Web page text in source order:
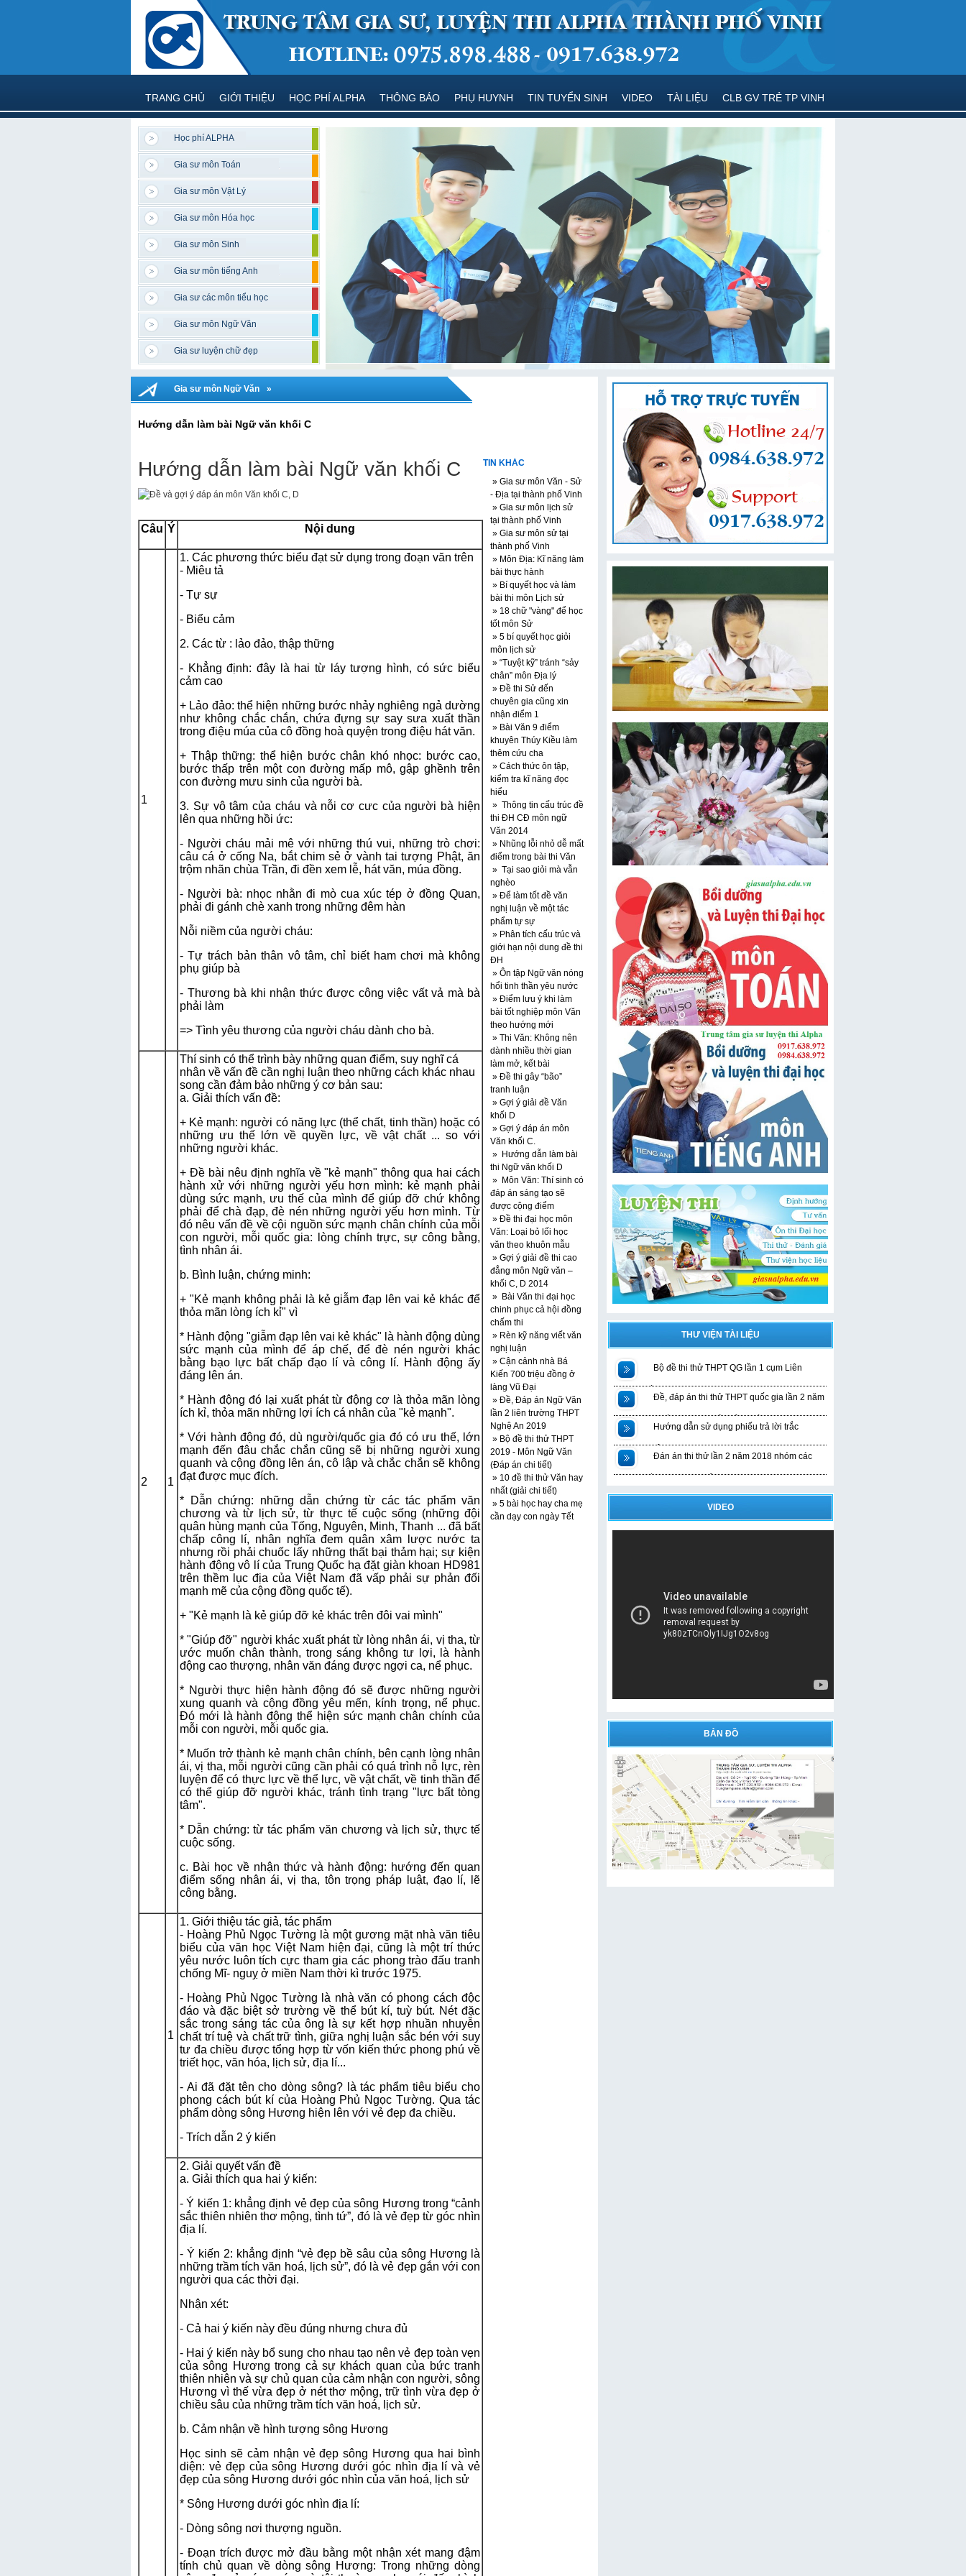
TRANG CHỦ GIỚI THIỆU HỌC PHÍ ALPHA THÔNG BÁO PHỤ HUYNH TIN TUYỂN SINH VIDEO TÀI LIỆU CLB GV TRẺ TP VINH
Học phí ALPHA
Gia sư môn Toán
Gia sư môn Vật Lý
Gia sư môn Hóa học
Gia sư môn Sinh
Gia sư môn tiếng Anh
Gia sư các môn tiểu học
Gia sư môn Ngữ Văn
Gia sư luyện chữ đẹp
Gia sư môn Ngữ Văn »
Hướng dẫn làm bài Ngữ văn khối C
Hướng dẫn làm bài Ngữ văn khối C
Câu Ý Nội dung
1
1. Các phương thức biểu đạt sử dụng trong đoạn văn trên
- Miêu tả
- Tự sự
- Biểu cảm
2. Các từ : lảo đảo, thập thững
- Khẳng định: đây là hai từ láy tượng hình, có sức biểu
cảm cao
+ Lảo đảo: thể hiện những bước nhảy nghiêng ngả dường
như không chắc chắn, chứa đựng sự say sưa xuất thần
trong điệu múa của cô đồng hoà quyện trong điệu hát văn.
+ Thập thững: thể hiện bước chân khó nhọc: bước cao,
bước thấp trên một con đường mấp mô, gập ghềnh trên
con đường mưu sinh của người bà.
3. Sự vô tâm của cháu và nỗi cơ cưc của người bà hiện
lên qua những hồi ức:
- Người cháu mải mê với những thú vui, những trò chơi:
câu cá ở cống Na, bắt chim sẻ ở vành tai tượng Phật, ăn
trộm nhãn chùa Trần, đi đền xem lễ, hát văn, múa đồng.
- Người bà: nhọc nhằn đi mò cua xúc tép ở đồng Quan,
phải đi gánh chè xanh trong những đêm hàn
Nỗi niềm của người cháu:
- Tự trách bản thân vô tâm, chỉ biết ham chơi mà không
phụ giúp bà
- Thương bà khi nhận thức được công việc vất vả mà bà
phải làm
=> Tình yêu thương của người cháu dành cho bà.
2 1
Thí sinh có thể trình bày những quan điểm, suy nghĩ cá
nhân về vấn đề cần nghị luận theo những cách khác nhau
song cần đảm bảo những ý cơ bản sau:
a. Giải thích vấn đề:
+ Kẻ mạnh: người có năng lực (thể chất, tinh thần) hoặc có
những ưu thế lớn về quyền lực, về vật chất ... so với
những người khác.
+ Đề bài nêu định nghĩa về "kẻ mạnh" thông qua hai cách
hành xử với những người yếu hơn mình: kẻ mạnh phải
dùng sức mạnh, ưu thế của mình để giúp đỡ chứ không
phải để chà đạp, đè nén những người yếu hơn mình. Từ
đó nêu vấn đề về cội nguồn sức mạnh chân chính của mỗi
con người, mỗi quốc gia: lòng chính trực, sự công bằng,
tình nhân ái.
b. Bình luận, chứng minh:
+ "Kẻ mạnh không phải là kẻ giẫm đạp lên vai kẻ khác để
thỏa mãn lòng ích kỉ" vì
* Hành động "giẫm đạp lên vai kẻ khác" là hành động dùng
sức mạnh của mình để áp chế, để đè nén người khác
bằng bạo lực bất chấp đạo lí và công lí. Hành động ấy
đáng lên án.
* Hành động đó lại xuất phát từ động cơ là thỏa mãn lòng
ích kỉ, thỏa mãn những lợi ích cá nhân của "kẻ mạnh".
* Với hành động đó, dù người/quốc gia đó có ưu thế, lớn
mạnh đến đâu chắc chắn cũng sẽ bị những người xung
quanh và cộng đồng lên án, cô lập và chắc chắn sẽ không
đạt được mục đích.
* Dẫn chứng: những dẫn chứng từ các tác phẩm văn
chương và từ lịch sử, từ thực tế cuộc sống (những đội
quân hùng mạnh của Tống, Nguyên, Minh, Thanh ... đã bất
chấp công lí, nhân nghĩa đem quân xâm lược nước ta
nhưng rồi phải chuốc lấy những thất bại thảm hại; sự kiện
hành động vô lí của Trung Quốc hạ đặt giàn khoan HD981
trên thềm lục địa của Việt Nam đã vấp phải sự phản đối
mạnh mẽ của cộng đồng quốc tế).
+ "Kẻ mạnh là kẻ giúp đỡ kẻ khác trên đôi vai mình"
* "Giúp đỡ" người khác xuất phát từ lòng nhân ái, vị tha, từ
ước muốn chân thành, trong sáng không tư lợi, là hành
động cao thượng, nhân văn đáng được ngợi ca, nể phục.
* Người thực hiện hành động đó sẽ được những người
xung quanh và cộng đồng yêu mến, kính trọng, nể phục.
Đó mới là hành động thể hiện sức mạnh chân chính của
mỗi con người, mỗi quốc gia.
* Muốn trở thành kẻ mạnh chân chính, bên cạnh lòng nhân
ái, vị tha, mỗi người cũng cần phải có quá trình nỗ lực, rèn
luyện để có thực lực về thể lực, về vật chất, về tinh thần để
có thể giúp đỡ người khác, tránh tình trạng "lực bất tòng
tâm".
* Dẫn chứng: từ tác phẩm văn chương và lịch sử, thực tế
cuộc sống.
c. Bài học về nhận thức và hành động: hướng đến quan
điểm sống nhân ái, vị tha, tôn trọng pháp luật, đạo lí, lẽ
công bằng.
1
1. Giới thiệu tác giả, tác phẩm
- Hoàng Phủ Ngọc Tường là một gương mặt nhà văn tiêu
biểu của văn học Việt Nam hiện đại, cũng là một trí thức
yêu nước luôn tích cực tham gia các phong trào đấu tranh
chống Mĩ- nguỵ ở miền Nam thời kì trước 1975.
- Hoàng Phủ Ngọc Tường là nhà văn có phong cách độc
đáo và đặc biệt sở trường về thể bút kí, tuỳ bút. Nét đặc
sắc trong sáng tác của ông là sự kết hợp nhuần nhuyễn
chất trí tuệ và chất trữ tình, giữa nghị luận sắc bén với suy
tư đa chiều được tổng hợp từ vốn kiến thức phong phú về
triết học, văn hóa, lịch sử, địa lí...
- Ai đã đặt tên cho dòng sông? là tác phẩm tiêu biểu cho
phong cách bút kí của Hoàng Phủ Ngọc Tường. Qua tác
phẩm dòng sông Hương hiện lên với vẻ đẹp đa chiều.
- Trích dẫn 2 ý kiến
2. Giải quyết vấn đề
a. Giải thích qua hai ý kiến:
- Ý kiến 1: khẳng định vẻ đẹp của sông Hương trong “cảnh
sắc thiên nhiên thơ mộng, tình tứ”, đó là vẻ đẹp từ góc nhìn
địa lí.
- Ý kiến 2: khẳng định “vẻ đẹp bề sâu của sông Hương là
những trầm tích văn hoá, lịch sử”, đó là vẻ đẹp gắn với con
người qua các thời đại.
Nhận xét:
- Cả hai ý kiến này đều đúng nhưng chưa đủ
- Hai ý kiến này bổ sung cho nhau tạo nên vẻ đẹp toàn vẹn
của sông Hương trong cả sự khách quan của bức tranh
thiên nhiên và sự chủ quan của cảm nhận con người, sông
Hương vì thế vừa đẹp ở nét thơ mộng, trữ tình vừa đẹp ở
chiều sâu của những trầm tích văn hoá, lịch sử.
b. Cảm nhận về hình tượng sông Hương
Học sinh sẽ cảm nhận vẻ đẹp sông Hương qua hai bình
diện: vẻ đẹp của sông Hương dưới góc nhìn địa lí và vẻ
đẹp của sông Hương dưới góc nhìn của văn hoá, lịch sử
* Sông Hương dưới góc nhìn địa lí:
- Dòng sông nơi thượng nguồn.
- Đoạn trích được mở đầu bằng một nhận xét mang đậm
tính chủ quan về dòng sông Hương: Trong những dòng
TIN KHÁC
» Gia sư môn Văn - Sử
- Địa tại thành phố Vinh
» Gia sư môn lịch sử
tại thành phố Vinh
» Gia sư môn sử tại
thành phố Vinh
» Môn Địa: Kĩ năng làm
bài thực hành
» Bí quyết học và làm
bài thi môn Lịch sử
» 18 chữ "vàng" để học
tốt môn Sử
» 5 bí quyết học giỏi
môn lịch sử
» “Tuyệt kỹ” tránh “sảy
chân” môn Địa lý
» Đề thi Sử đến
chuyên gia cũng xin
nhận điểm 1
» Bài Văn 9 điểm
khuyên Thúy Kiều làm
thêm cứu cha
» Cách thức ôn tập,
kiểm tra kĩ năng đọc
hiểu
» Thông tin cấu trúc đề
thi ĐH CĐ môn ngữ
Văn 2014
» Nhũng lỗi nhỏ dễ mất
điểm trong bài thi Văn
» Tại sao giỏi mà vẫn
nghèo
» Để làm tốt đề văn
nghị luận về một tác
phẩm tự sự
» Phân tích cấu trúc và
giới hạn nội dung đề thi
ĐH
» Ôn tập Ngữ văn nóng
hổi tinh thần yêu nước
» Điểm lưu ý khi làm
bài tốt nghiệp môn Văn
theo hướng mới
» Thi Văn: Không nên
dành nhiều thời gian
làm mở, kết bài
» Đề thi gây “bão”
tranh luận
» Gợi ý giải đề Văn
khối D
» Gợi ý đáp án môn
Văn khối C.
» Hướng dẫn làm bài
thi Ngữ văn khối D
» Môn Văn: Thí sinh có
đáp án sáng tạo sẽ
được cộng điểm
» Đề thi đại học môn
Văn: Loại bỏ lối học
văn theo khuôn mẫu
» Gợi ý giải đề thi cao
đẳng môn Ngữ văn –
khối C, D 2014
» Bài Văn thi đại học
chinh phục cả hội đồng
chấm thi
» Rèn kỹ năng viết văn
nghị luận
» Cận cảnh nhà Bá
Kiến 700 triệu đồng ở
làng Vũ Đại
» Đề, Đáp án Ngữ Văn
lần 2 liên trường THPT
Nghệ An 2019
» Bộ đề thi thử THPT
2019 - Môn Ngữ Văn
(Đáp án chi tiết)
» 10 đề thi thử Văn hay
nhất (giải chi tiết)
» 5 bài học hay cha mẹ
cần dạy con ngày Tết
THƯ VIỆN TÀI LIỆU
Bộ đề thi thử THPT QG lần 1 cụm Liên
trường
Đề, đáp án thi thử THPT quốc gia lần 2 năm
2019 bài thi KHTN của liên trường
Hướng dẫn sử dụng phiếu trả lời trắc
nghiệm
Đán án thi thử lần 2 năm 2018 nhóm các
trường THPT Nghệ An
VIDEO
BẢN ĐỒ